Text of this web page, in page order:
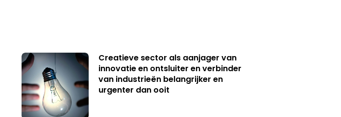
Creatieve sector als aanjager van
innovatie en ontsluiter en verbinder
van industrieën belangrijker en
urgenter dan ooit